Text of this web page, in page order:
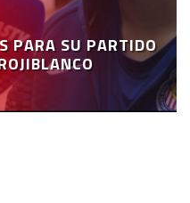
PARA SU PARTIDO